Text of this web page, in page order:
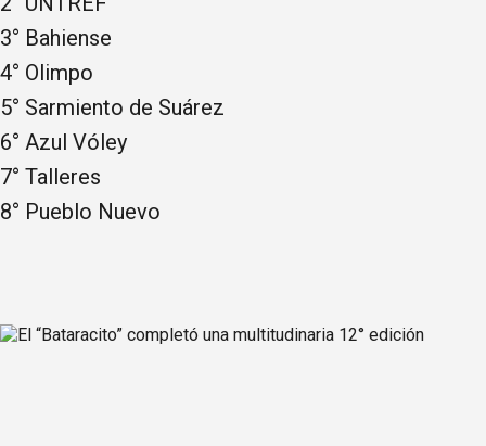
3° Bahiense
4° Olimpo
5° Sarmiento de Suárez
6° Azul Vóley
7° Talleres
8° Pueblo Nuevo